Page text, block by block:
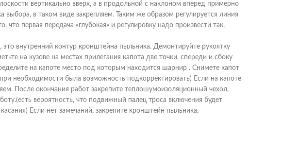
вертикально вверх, а в продольной с наклоном вперед примерно
в таком виде закрепляем. Таким же образом регулируется линия
первая передача «глубокая» и регулировку надо произвести так,
внутренний контур кронштейна пыльника. Демонтируйте рукоятку
на кузове на местах прилегания капота две точки, спереди и сбоку
на капоте место под которым находится шарнир . Снимете капот
необходимости была возможность подкорректировать) Если на капоте
После окончания работ закрепите теплошумоизоляционный чехол,
вероятность, что подвижный палец троса включения будет
Если нет замечаний, закрепите кронштейн пыльника,